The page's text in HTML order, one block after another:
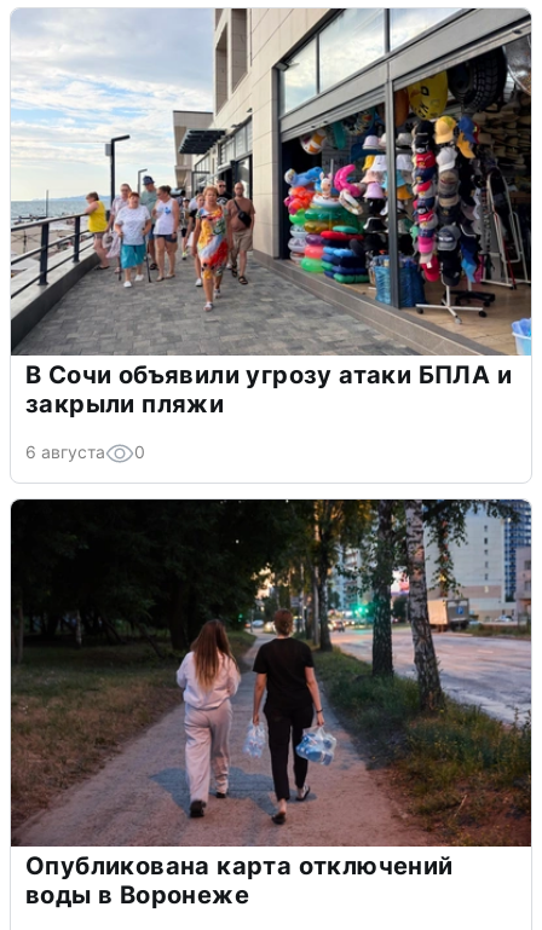
В Сочи объявили угрозу атаки БПЛА и
закрыли пляжи
6 августа 0
Опубликована карта отключений
воды в Воронеже